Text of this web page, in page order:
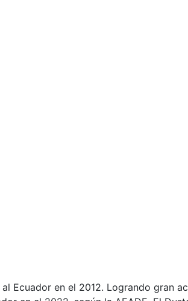
Ecuador en el 2012. Logrando gran